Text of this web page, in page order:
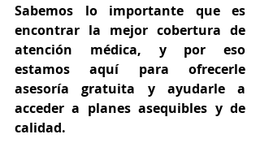
Sabemos lo importante que es
encontrar la mejor cobertura de
atención médica, y por eso
estamos aquí para ofrecerle
asesoría gratuita y ayudarle a
acceder a planes asequibles y de
calidad.